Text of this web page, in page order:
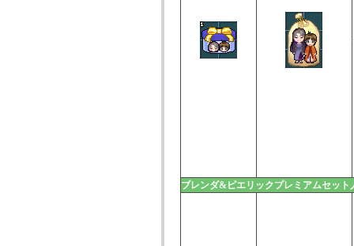
ブレンダ&ピエリックプレミアムセット